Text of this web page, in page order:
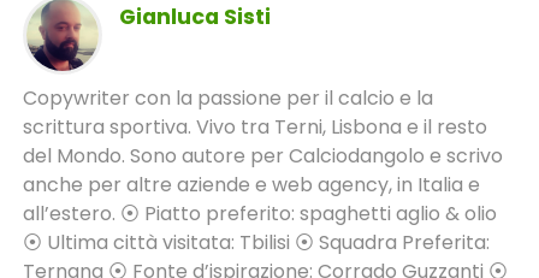
Gianluca Sisti
Copywriter con la passione per il calcio e la
scrittura sportiva. Vivo tra Terni, Lisbona e il resto
del Mondo. Sono autore per Calciodangolo e scrivo
anche per altre aziende e web agency, in Italia e
all’estero. ⦿ Piatto preferito: spaghetti aglio & olio
⦿ Ultima città visitata: Tbilisi ⦿ Squadra Preferita:
Ternana ⦿ Fonte d’ispirazione: Corrado Guzzanti ⦿